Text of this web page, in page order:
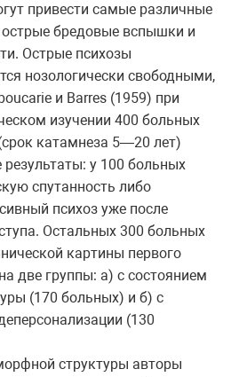
привести самые различные
острые бредовые вспышки и
Острые психозы
нозологически свободными,
и Barres (1959) при
изучении 400 больных
катамнеза 5—20 лет)
у 100 больных
спутанность либо
психоз уже после
Остальных 300 больных
картины первого
две группы: а) с состоянием
(170 больных) и б) с
(130
структуры авторы